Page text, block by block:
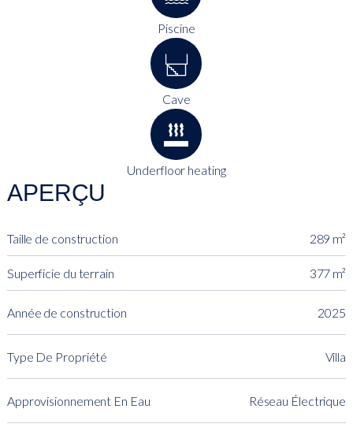
Piscine
Cave
Underfloor heating
APERÇU
Taille de construction 289 m²
Superficie du terrain 377 m²
Année de construction 2025
Type De Propriété Villa
Approvisionnement En Eau Réseau Électrique